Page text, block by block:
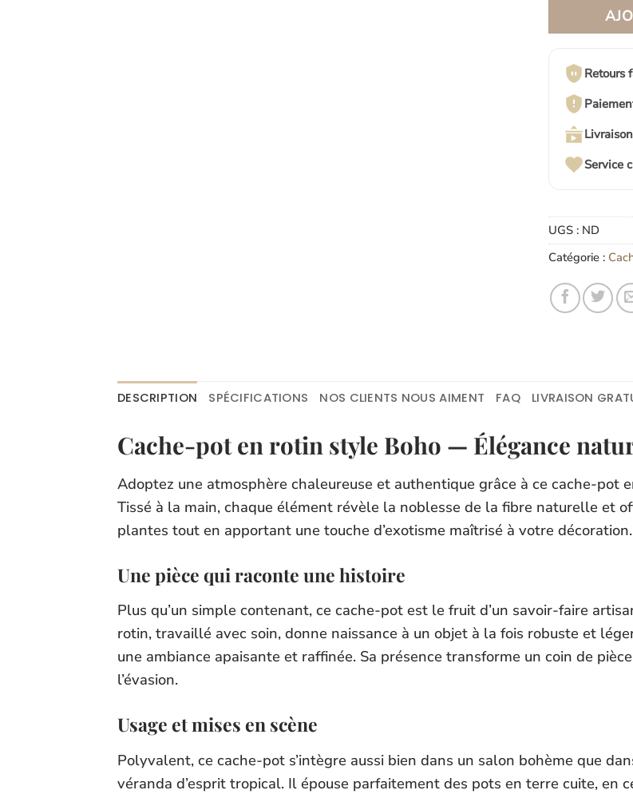
Retours
Service
UGS : ND
Catégorie :
DESCRIPTION SPÉCIFICATIONS NOS CLIENTS NOUS AIMENT FAQ LIVRAISON
Cache-pot en rotin style Boho — Élégance
Adoptez une atmosphère chaleureuse et authentique grâce à ce cache-pot
Tissé à la main, chaque élément révèle la noblesse de la fibre naturelle et
plantes tout en apportant une touche d’exotisme maîtrisé à votre décoration.
Une pièce qui raconte une histoire
Plus qu’un simple contenant, ce cache-pot est le fruit d’un savoir-faire
rotin, travaillé avec soin, donne naissance à un objet à la fois robuste et
une ambiance apaisante et raffinée. Sa présence transforme un coin de
l’évasion.
Usage et mises en scène
Polyvalent, ce cache-pot s’intègre aussi bien dans un salon bohème que
véranda d’esprit tropical. Il épouse parfaitement des pots en terre cuite, en